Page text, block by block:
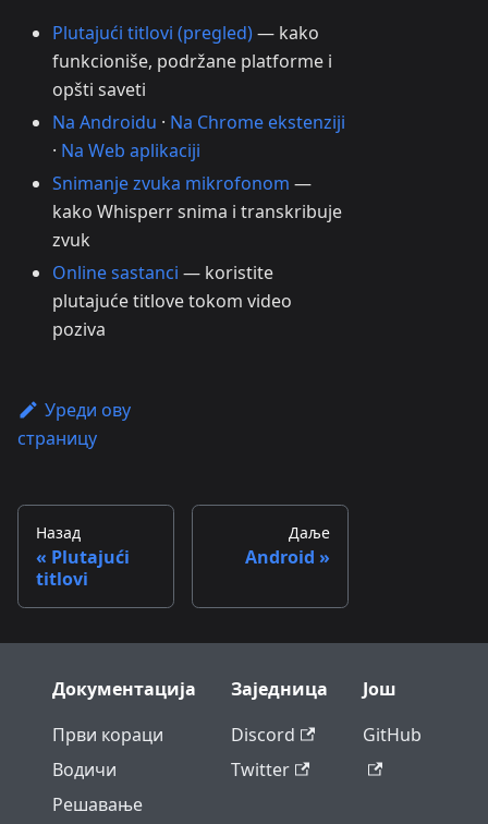
Plutajući titlovi (pregled)— kako
funkcioniše, podržane platforme i
opšti saveti
Na Androidu · Na Chrome ekstenziji
· Na Web aplikaciji
Snimanje zvuka mikrofonom —
kako Whisperr snima i transkribuje
zvuk
Online sastanci — koristite
plutajuće titlove tokom video
poziva
Уреди ову
страницу
Назад
Plutajući
titlovi
Даље
Android
Документација
Први кораци
Водичи
Решавање
Заједница
Discord
Twitter
Још
GitHub